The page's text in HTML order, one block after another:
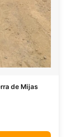
de Mijas